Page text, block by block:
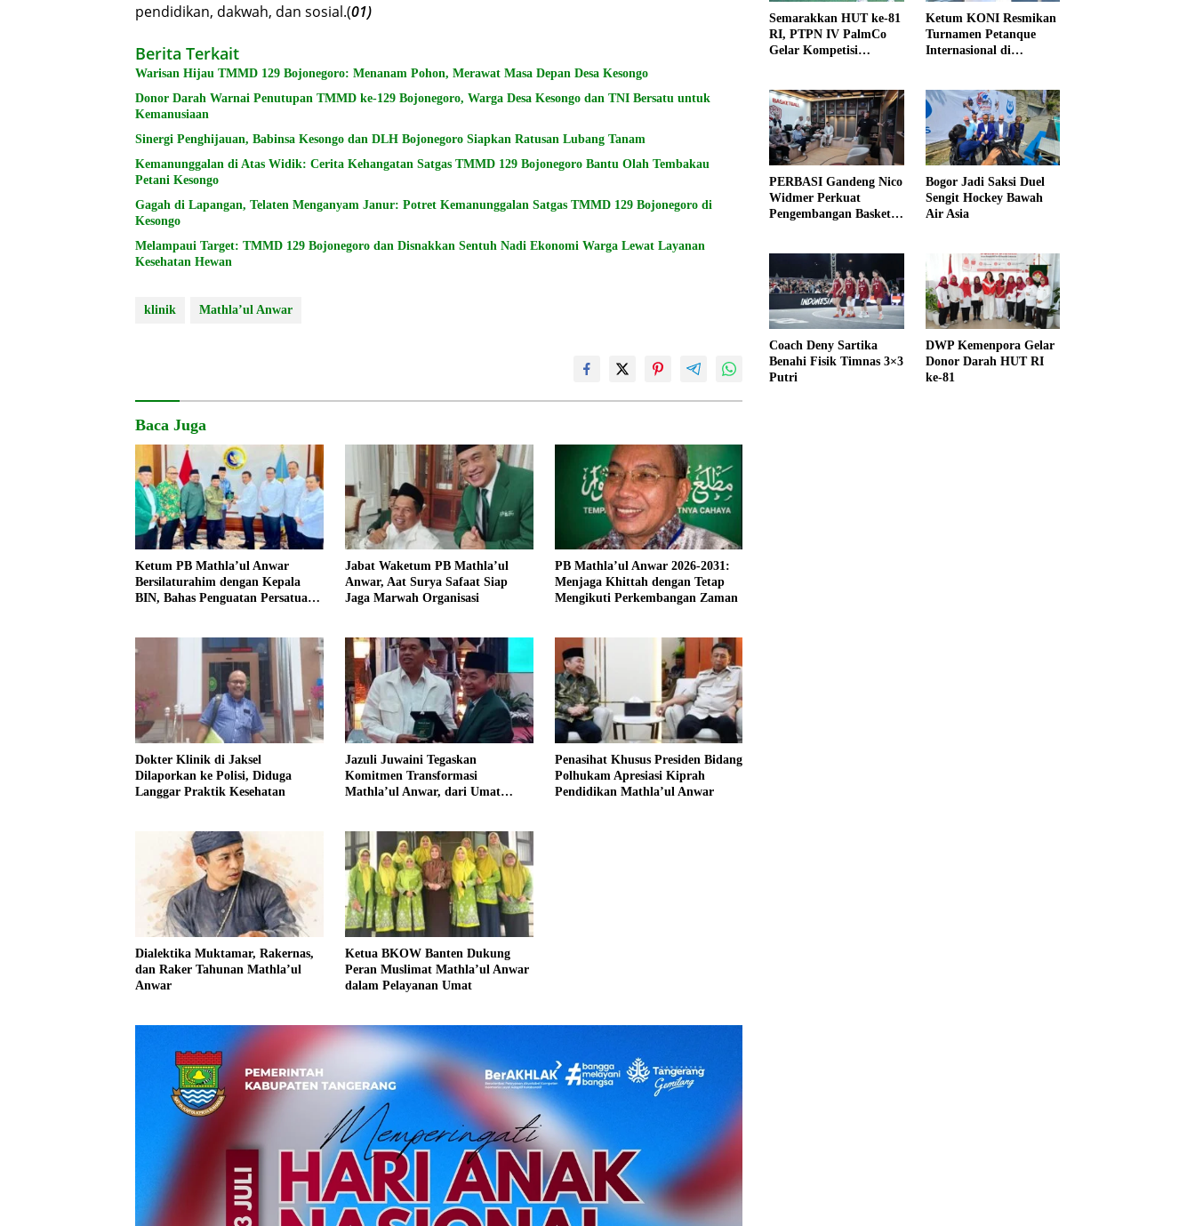
pendidikan, dakwah, dan sosial.(01)
Berita Terkait
Warisan Hijau TMMD 129 Bojonegoro: Menanam Pohon, Merawat Masa Depan Desa Kesongo
Donor Darah Warnai Penutupan TMMD ke-129 Bojonegoro, Warga Desa Kesongo dan TNI Bersatu untuk
Kemanusiaan
Sinergi Penghijauan, Babinsa Kesongo dan DLH Bojonegoro Siapkan Ratusan Lubang Tanam
Kemanunggalan di Atas Widik: Cerita Kehangatan Satgas TMMD 129 Bojonegoro Bantu Olah Tembakau
Petani Kesongo
Gagah di Lapangan, Telaten Menganyam Janur: Potret Kemanunggalan Satgas TMMD 129 Bojonegoro di
Kesongo
Melampaui Target: TMMD 129 Bojonegoro dan Disnakkan Sentuh Nadi Ekonomi Warga Lewat Layanan
Kesehatan Hewan
klinik Mathla’ul Anwar
Baca Juga
Ketum PB Mathla’ul Anwar
Bersilaturahim dengan Kepala
BIN, Bahas Penguatan Persatuan
Jabat Waketum PB Mathla’ul
Anwar, Aat Surya Safaat Siap
Jaga Marwah Organisasi
PB Mathla’ul Anwar 2026-2031:
Menjaga Khittah dengan Tetap
Mengikuti Perkembangan Zaman
Dokter Klinik di Jaksel
Dilaporkan ke Polisi, Diduga
Langgar Praktik Kesehatan
Jazuli Juwaini Tegaskan
Komitmen Transformasi
Mathla’ul Anwar, dari Umat
Penasihat Khusus Presiden Bidang
Polhukam Apresiasi Kiprah
Pendidikan Mathla’ul Anwar
Dialektika Muktamar, Rakernas,
dan Raker Tahunan Mathla’ul
Anwar
Ketua BKOW Banten Dukung
Peran Muslimat Mathla’ul Anwar
dalam Pelayanan Umat
Semarakkan HUT ke-81
RI, PTPN IV PalmCo
Gelar Kompetisi
Ketum KONI Resmikan
Turnamen Petanque
Internasional di
PERBASI Gandeng Nico
Widmer Perkuat
Pengembangan Basket
Bogor Jadi Saksi Duel
Sengit Hockey Bawah
Air Asia
Coach Deny Sartika
Benahi Fisik Timnas 3×3
Putri
DWP Kemenpora Gelar
Donor Darah HUT RI
ke-81